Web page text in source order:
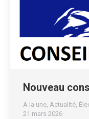
Nouveau
A la une Actualité
21 mars 2026